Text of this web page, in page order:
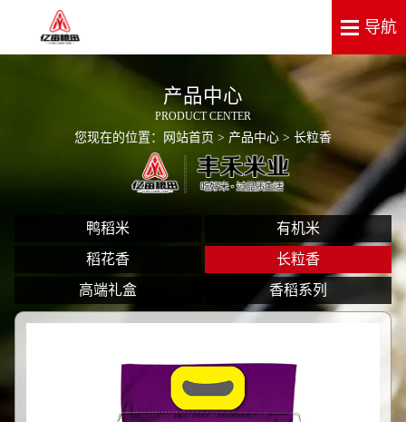
产品中心
PRODUCT CENTER
您现在的位置： 网站首页 > 产品中心 > 长粒香
鸭稻米
有机米
稻花香
长粒香
高端礼盒
香稻系列